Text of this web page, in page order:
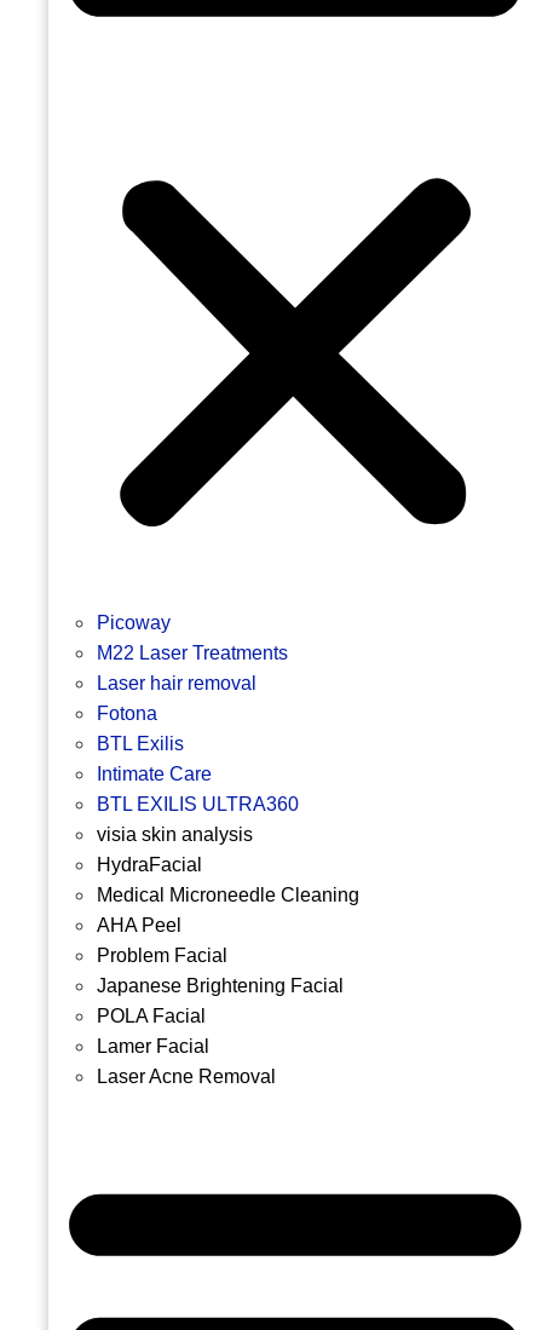
Picoway
M22 Laser Treatments
Laser hair removal
Fotona
BTL Exilis
Intimate Care
BTL EXILIS ULTRA360
visia skin analysis
HydraFacial
Medical Microneedle Cleaning
AHA Peel
Problem Facial
Japanese Brightening Facial
POLA Facial
Lamer Facial
Laser Acne Removal